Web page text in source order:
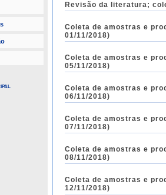
Revisão da literatura;
Coleta de amostras e
01/11/2018)
Coleta de amostras e
05/11/2018)
Coleta de amostras e
06/11/2018)
Coleta de amostras e
07/11/2018)
Coleta de amostras e
08/11/2018)
Coleta de amostras e
12/11/2018)